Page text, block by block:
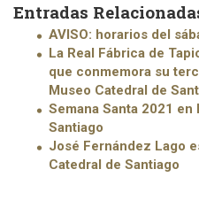
Entradas
AVISO: horarios del
La Real Fábrica de
que conmemora su
Museo Catedral de
Semana Santa 2021 en
Santiago
José Fernández Lago
Catedral de Santiago